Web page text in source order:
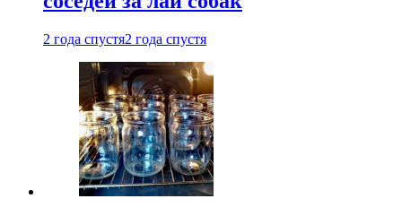
2 года спустя2 года спустя